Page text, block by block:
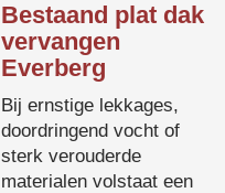
Bestaand plat dak
vervangen
Everberg
Bij ernstige lekkages,
doordringend vocht of
sterk verouderde
materialen volstaat een